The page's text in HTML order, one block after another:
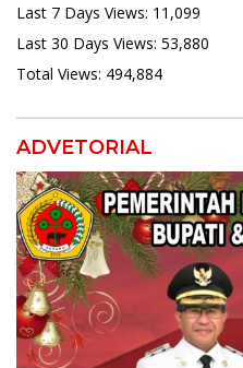
Last 7 Days Views: 11,099
Last 30 Days Views: 53,880
Total Views: 494,884
ADVETORIAL